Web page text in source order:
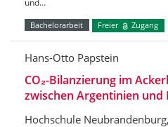
und…
Bachelorarbeit Freier Zugang
Hans-Otto Papstein
CO₂-Bilanzierung im
zwischen Argentinien und
Hochschule